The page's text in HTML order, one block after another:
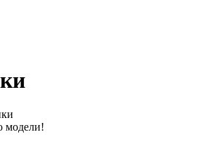
модели!